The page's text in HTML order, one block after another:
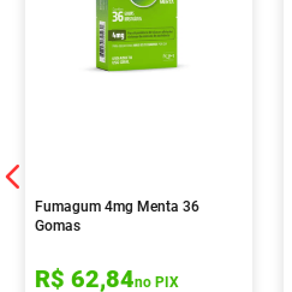
Fumagum 4mg Menta 36
Gomas
R$ 62,84no PIX